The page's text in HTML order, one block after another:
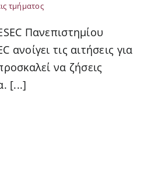
τμήματος
Πανεπιστημίου
ανοίγει τις αιτήσεις για
να ζήσεις
[...]